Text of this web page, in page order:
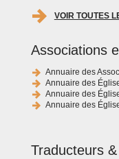
VOIR TOUTES
Associations
Annuaire des
Annuaire des
Annuaire des
Annuaire des
Traducteurs